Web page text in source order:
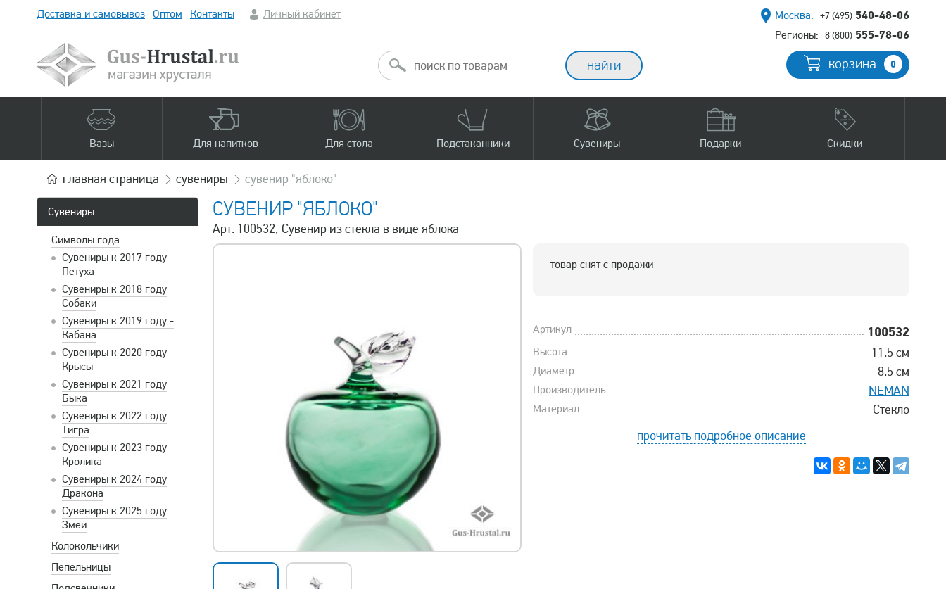
Доставка и самовывоз Оптом Контакты Личный кабинет Москва: +7 (495) 540-48-06
Регионы: 8 (800) 555-78-06
корзина 0
Вазы Для напитков Для стола Подстаканники Сувениры Подарки Скидки
главная страница сувениры сувенир "яблоко"
Сувениры
Символы года
Сувениры к 2017 году
Петуха
Сувениры к 2018 году
Собаки
Сувениры к 2019 году -
Кабана
Сувениры к 2020 году
Крысы
Сувениры к 2021 году
Быка
Сувениры к 2022 году
Тигра
Сувениры к 2023 году
Кролика
Сувениры к 2024 году
Дракона
Сувениры к 2025 году
Змеи
Колокольчики
Пепельницы
СУВЕНИР "ЯБЛОКО"
Арт. 100532, Сувенир из стекла в виде яблока
товар снят с продажи
Артикул 100532
Высота 11.5 см
Диаметр 8.5 см
Производитель NEMAN
Материал
Стекло
прочитать подробное описание